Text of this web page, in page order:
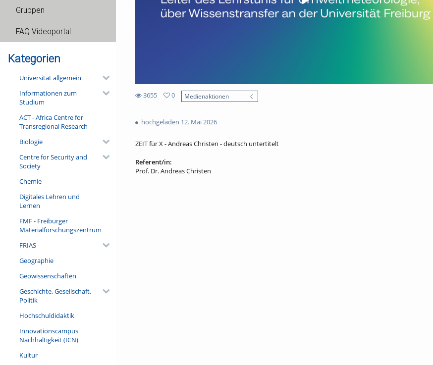
Gruppen
FAQ Videoportal
Kategorien
Universität allgemein
Informationen zum
Studium
ACT - Africa Centre for
Transregional Research
Biologie
Centre for Security and
Society
Chemie
Digitales Lehren und
Lernen
FMF - Freiburger
Materialforschungszentrum
FRIAS
Geographie
Geowissenschaften
Geschichte, Gesellschaft,
Politik
Hochschuldidaktik
Innovationscampus
Nachhaltigkeit (ICN)
Kultur
3655
views
0
Medienaktionen
hochgeladen 12. Mai 2026
ZEIT für X - Andreas Christen - deutsch untertitelt
Referent/in:
Prof. Dr. Andreas Christen